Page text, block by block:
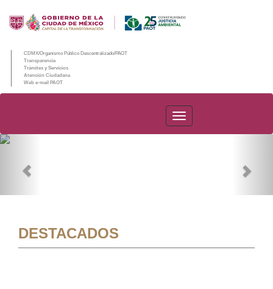
CDMX/Organismo Público Descentralizado/PAOT
Transparencia
Trámites y Servicios
Atención Ciudadana
Web e-mail PAOT
PAOT
DESTACADOS